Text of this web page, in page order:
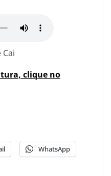
clique no
WhatsApp